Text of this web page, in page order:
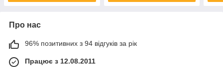
Про нас
96% позитивних з 94 відгуків за рік
Працює з 12.08.2011